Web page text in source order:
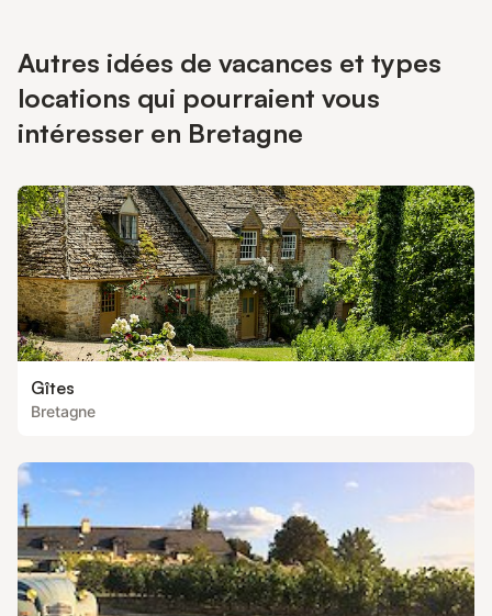
Autres idées de vacances et types
locations qui pourraient vous
intéresser en Bretagne
Gîtes
Bretagne